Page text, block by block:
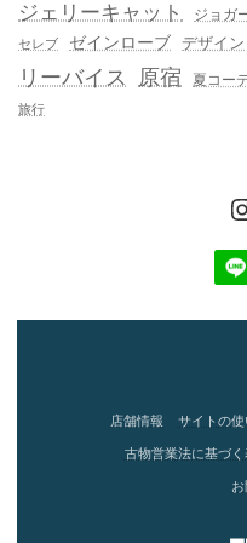
ジェリーキャット ジョガ
セレブ ゼインローブ デザイン
リーバイス 原宿 夏コー
旅行
店舗情報 サイトの使
古物営業法に基づく